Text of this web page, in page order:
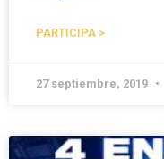
PARTICIPA >
27 septiembre, 2019